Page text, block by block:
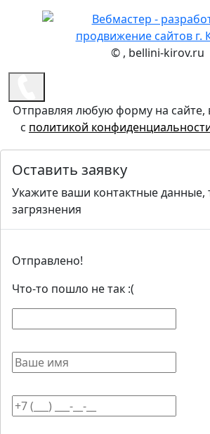
© , bellini-kirov.ru
Отправляя любую форму на сайте,
с политикой
Оставить заявку
Укажите ваши контактные данные,
загрязнения
Отправлено!
Что-то пошло не так :(